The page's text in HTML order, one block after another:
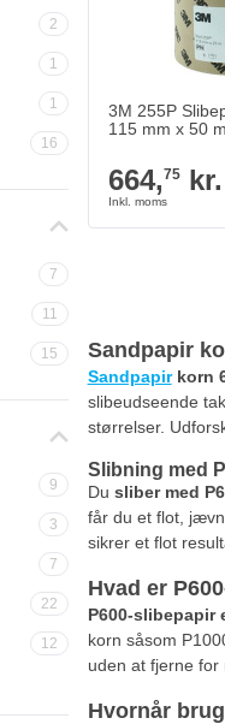
2
1
1
16
7
11
15
9
3
7
22
12
3M 255P
115 mm x 50
664,75kr.
Sandpapir
Sandpapirkorn
slibeudseende
størrelser.
Slibning med
Du sliber med
får du et flot,
sikrer et flot
Hvad er
P600-slibepapir
korn såsom
uden at fjerne
Hvornår